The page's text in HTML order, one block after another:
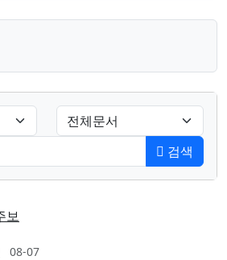
검색
보
08-07